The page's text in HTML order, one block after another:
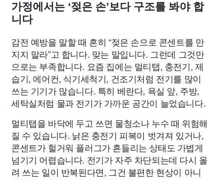
가정에서는 ‘젖은 손’보다 구조를 봐야 합
니다
감전 예방을 말할 때 흔히 “젖은 손으로 콘센트를 만
지지 말라”고 합니다. 맞는 말입니다. 그런데 그것만
으로는 부족합니다. 요즘 집에는 멀티탭, 충전기, 제
습기, 에어컨, 식기세척기, 건조기처럼 전기를 많이
쓰는 기기가 많습니다. 특히 베란다, 욕실 앞, 주방,
세탁실처럼 물과 전기가 가까운 공간이 늘었습니다.
멀티탭을 바닥에 두고 쓰면 물청소나 누수 때 위험해
질 수 있습니다. 낡은 충전기 피복이 벗겨져 있거나,
콘센트가 헐거워 플러그가 흔들리는 상태도 가볍게
넘기기 어렵습니다. 전기가 자주 차단되는데 다시 올
려 쓰는 일이 반복된다면, 그건 불편한 현상이 아니